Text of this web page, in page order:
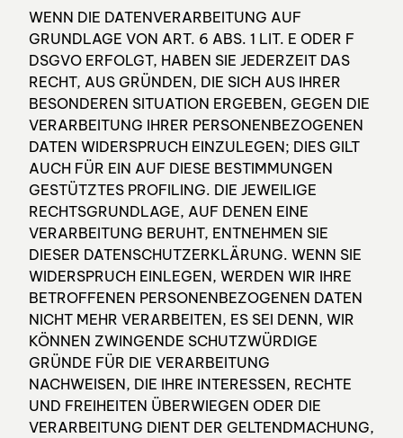
WENN DIE DATENVERARBEITUNG AUF
GRUNDLAGE VON ART. 6 ABS. 1 LIT. E ODER F
DSGVO ERFOLGT, HABEN SIE JEDERZEIT DAS
RECHT, AUS GRÜNDEN, DIE SICH AUS IHRER
BESONDEREN SITUATION ERGEBEN, GEGEN DIE
VERARBEITUNG IHRER PERSONENBEZOGENEN
DATEN WIDERSPRUCH EINZULEGEN; DIES GILT
AUCH FÜR EIN AUF DIESE BESTIMMUNGEN
GESTÜTZTES PROFILING. DIE JEWEILIGE
RECHTSGRUNDLAGE, AUF DENEN EINE
VERARBEITUNG BERUHT, ENTNEHMEN SIE
DIESER DATENSCHUTZERKLÄRUNG. WENN SIE
WIDERSPRUCH EINLEGEN, WERDEN WIR IHRE
BETROFFENEN PERSONENBEZOGENEN DATEN
NICHT MEHR VERARBEITEN, ES SEI DENN, WIR
KÖNNEN ZWINGENDE SCHUTZWÜRDIGE
GRÜNDE FÜR DIE VERARBEITUNG
NACHWEISEN, DIE IHRE INTERESSEN, RECHTE
UND FREIHEITEN ÜBERWIEGEN ODER DIE
VERARBEITUNG DIENT DER GELTENDMACHUNG,